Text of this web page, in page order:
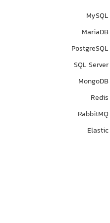
MySQL
MariaDB
PostgreSQL
SQL Server
MongoDB
Redis
RabbitMQ
Elastic